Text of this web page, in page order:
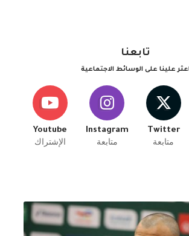
تابعنا
علينا على الوسائط الاجتماعية
Twitter
متابعة
Instagram
متابعة
Youtube
الإشتراك